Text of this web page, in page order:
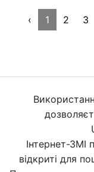
‹ 1 2 3
Інтернет-ЗМІ
відкриті для